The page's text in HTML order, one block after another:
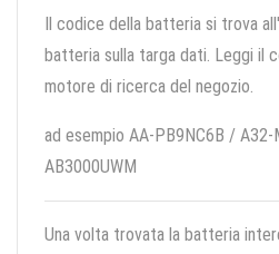
Il codice della batteria si trova
batteria sulla targa dati. Leggi il
motore di ricerca del negozio.
ad esempio AA-PB9NC6B /
AB3000UWM
Una volta trovata la batteria